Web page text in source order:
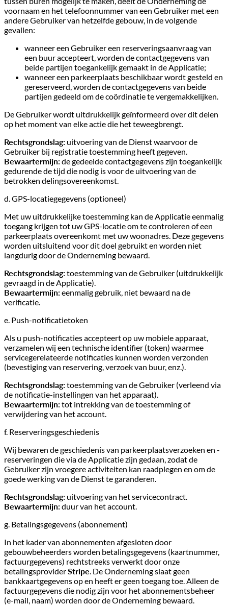
voornaam en het telefoonnummer van een Gebruiker met een
andere Gebruiker van hetzelfde gebouw, in de volgende
gevallen:
wanneer een Gebruiker een reserveringsaanvraag van
een buur accepteert, worden de contactgegevens van
beide partijen toegankelijk gemaakt in de Applicatie;
wanneer een parkeerplaats beschikbaar wordt gesteld en
gereserveerd, worden de contactgegevens van beide
partijen gedeeld om de coördinatie te vergemakkelijken.
De Gebruiker wordt uitdrukkelijk geïnformeerd over dit delen
op het moment van elke actie die het teweegbrengt.
Rechtsgrondslag: uitvoering van de Dienst waarvoor de
Gebruiker bij registratie toestemming heeft gegeven.
Bewaartermijn:de gedeelde contactgegevens zijn toegankelijk
gedurende de tijd die nodig is voor de uitvoering van de
betrokken delingsovereenkomst.
d. GPS-locatiegegevens (optioneel)
Met uw uitdrukkelijke toestemming kan de Applicatie eenmalig
toegang krijgen tot uw GPS-locatie om te controleren of een
parkeerplaats overeenkomt met uw woonadres. Deze gegevens
worden uitsluitend voor dit doel gebruikt en worden niet
langdurig door de Onderneming bewaard.
Rechtsgrondslag:toestemming van de Gebruiker (uitdrukkelijk
gevraagd in de Applicatie).
Bewaartermijn:eenmalig gebruik, niet bewaard na de
verificatie.
e. Push-notificatietoken
Als u push-notificaties accepteert op uw mobiele apparaat,
verzamelen wij een technische identifier (token) waarmee
servicegerelateerde notificaties kunnen worden verzonden
(bevestiging van reservering, verzoek van buur, enz.).
Rechtsgrondslag:toestemming van de Gebruiker (verleend via
de notificatie-instellingen van het apparaat).
Bewaartermijn:tot intrekking van de toestemming of
verwijdering van het account.
f. Reserveringsgeschiedenis
Wij bewaren de geschiedenis van parkeerplaatsverzoeken en -
reserveringen die via de Applicatie zijn gedaan, zodat de
Gebruiker zijn vroegere activiteiten kan raadplegen en om de
goede werking van de Dienst te garanderen.
Rechtsgrondslag: uitvoering van het servicecontract.
Bewaartermijn:duur van het account.
g. Betalingsgegevens (abonnement)
In het kader van abonnementen afgesloten door
gebouwbeheerders worden betalingsgegevens (kaartnummer,
factuurgegevens) rechtstreeks verwerkt door onze
betalingsproviderStripe. De Onderneming slaat geen
bankkaartgegevens op en heeft er geen toegang toe. Alleen de
factuurgegevens die nodig zijn voor het abonnementsbeheer
(e-mail, naam) worden door de Onderneming bewaard.